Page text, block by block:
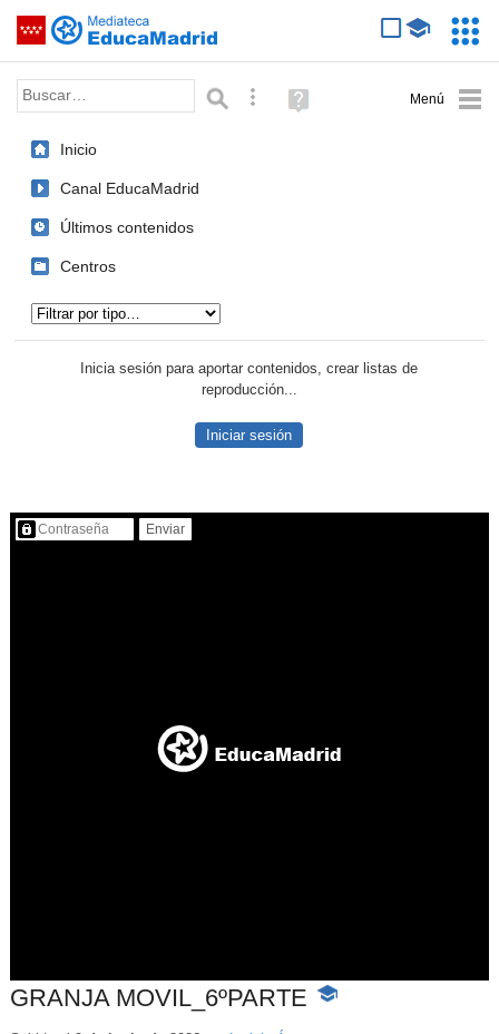
Saltar navegación
Palabra o frase: Búsqueda avanzada
Ayuda
(en
Inicio
Canal EducaMadrid
Últimos contenidos
Centros
Inicia sesión para aportar contenidos, crear listas de
reproducción...
Iniciar sesión
Contenido protegido…
GRANJA MOVIL_6ºPARTE
-